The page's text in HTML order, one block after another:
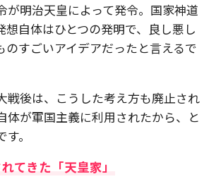
が明治天皇によって発令。国家神道
想自体はひとつの発明で、良し悪し
のすごいアイデアだったと言えるで
戦後は、こうした考え方も廃止され
体が軍国主義に利用されたから、と
。
てきた「天皇家」